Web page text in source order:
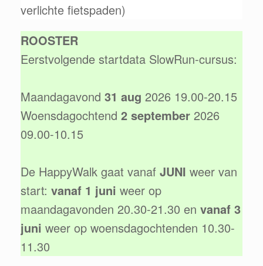
verlichte fietspaden)
ROOSTER
Eerstvolgende startdata SlowRun-cursus:
Maandagavond 31 aug 2026 19.00-20.15
Woensdagochtend 2 september 2026
09.00-10.15
De HappyWalk gaat vanaf JUNI weer van
start: vanaf 1 juni weer op
maandagavonden 20.30-21.30 en vanaf 3
juni weer op woensdagochtenden 10.30-
11.30